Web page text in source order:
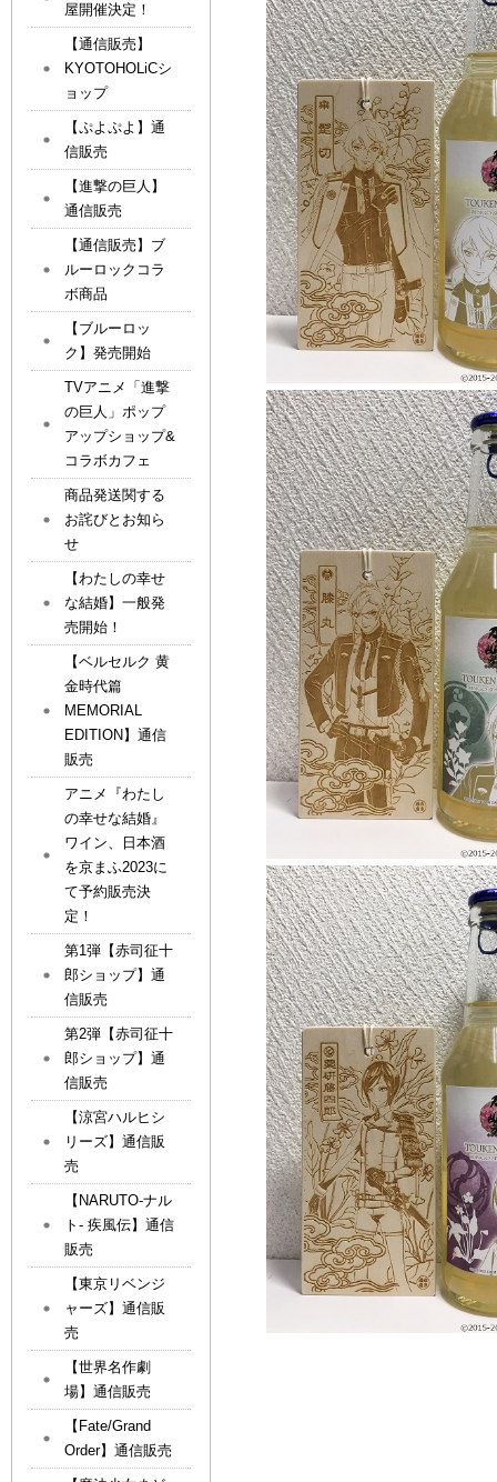
屋開催決定！
【通信販売】
KYOTOHOLiCシ
ョップ
【ぷよぷよ】通
信販売
【進撃の巨人】
通信販売
【通信販売】ブ
ルーロックコラ
ボ商品
【ブルーロッ
ク】発売開始
TVアニメ「進撃
の巨人」ポップ
アップショップ&
コラボカフェ
商品発送関する
お詫びとお知ら
せ
【わたしの幸せ
な結婚】一般発
売開始！
【ベルセルク 黄
金時代篇
MEMORIAL
EDITION】通信
販売
アニメ『わたし
の幸せな結婚』
ワイン、日本酒
を京まふ2023に
て予約販売決
定！
第1弾【赤司征十
郎ショップ】通
信販売
第2弾【赤司征十
郎ショップ】通
信販売
【涼宮ハルヒシ
リーズ】通信販
売
【NARUTO-ナル
ト- 疾風伝】通信
販売
【東京リベンジ
ャーズ】通信販
売
【世界名作劇
場】通信販売
【Fate/Grand
Order】通信販売